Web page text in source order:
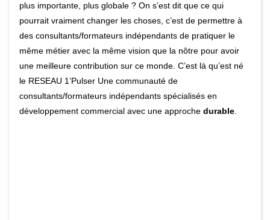
plus importante, plus globale ? On s’est dit que ce qui
pourrait vraiment changer les choses, c’est de permettre à
des consultants/formateurs indépendants de pratiquer le
même métier avec la même vision que la nôtre pour avoir
une meilleure contribution sur ce monde. C’est là qu’est né
le RESEAU 1’Pulser Une communauté de
consultants/formateurs indépendants spécialisés en
développement commercial avec une approche durable